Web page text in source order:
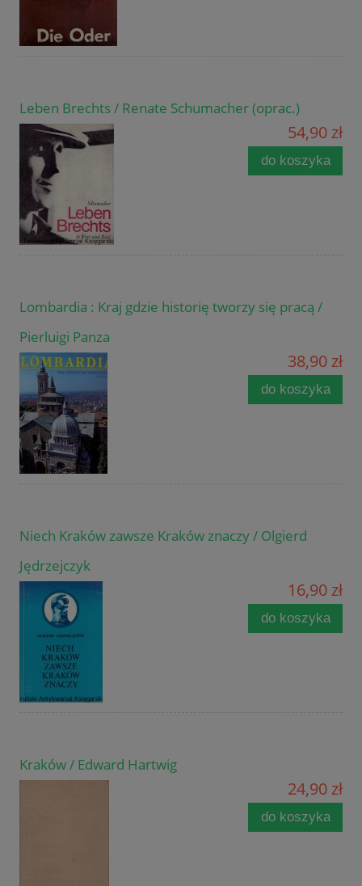
Leben Brechts / Renate Schumacher (oprac.)
54,90 zł
do koszyka
Lombardia : Kraj gdzie historię tworzy się pracą /
Pierluigi Panza
38,90 zł
do koszyka
Niech Kraków zawsze Kraków znaczy / Olgierd
Jędrzejczyk
16,90 zł
do koszyka
Kraków / Edward Hartwig
24,90 zł
do koszyka